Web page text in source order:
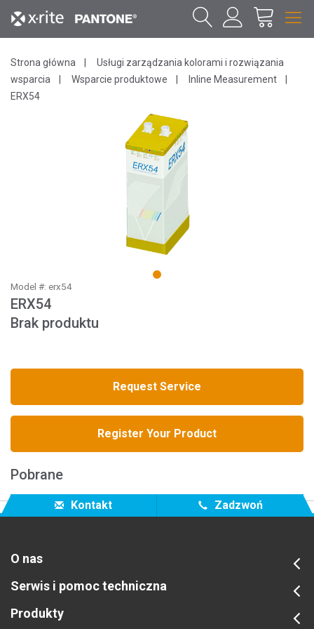
Strona główna
Usługi zarządzania kolorami i rozwiązania
wsparcia
Wsparcie produktowe
Inline Measurement
ERX54
1
Model #: erx54
ERX54
Brak produktu
Request Service
Register Your Product
Pobrane
Kontakt Zadzwoń
O nas
Serwis i pomoc techniczna
Produkty